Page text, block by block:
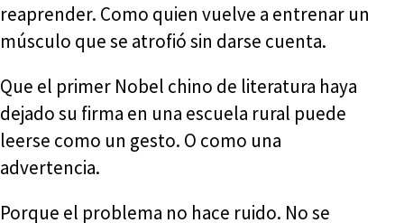
reaprender. Como quien vuelve a entrenar un
músculo que se atrofió sin darse cuenta.
Que el primer Nobel chino de literatura haya
dejado su firma en una escuela rural puede
leerse como un gesto. O como una
advertencia.
Porque el problema no hace ruido. No se